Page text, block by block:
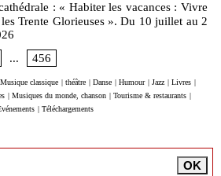
: « Habiter les vacances : Vivre
Trente Glorieuses ». Du 10 juillet au 2
... 456
Musique classique théâtre Danse Humour Jazz Livres
Musiques du monde, chanson Tourisme & restaurants
Téléchargements